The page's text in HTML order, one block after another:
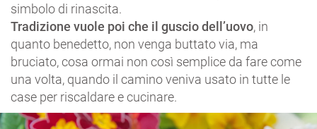
simbolo di rinascita.
Tradizione vuole poi che il guscio dell’uovo, in
quanto benedetto, non venga buttato via, ma
bruciato, cosa ormai non così semplice da fare come
una volta, quando il camino veniva usato in tutte le
case per riscaldare e cucinare.